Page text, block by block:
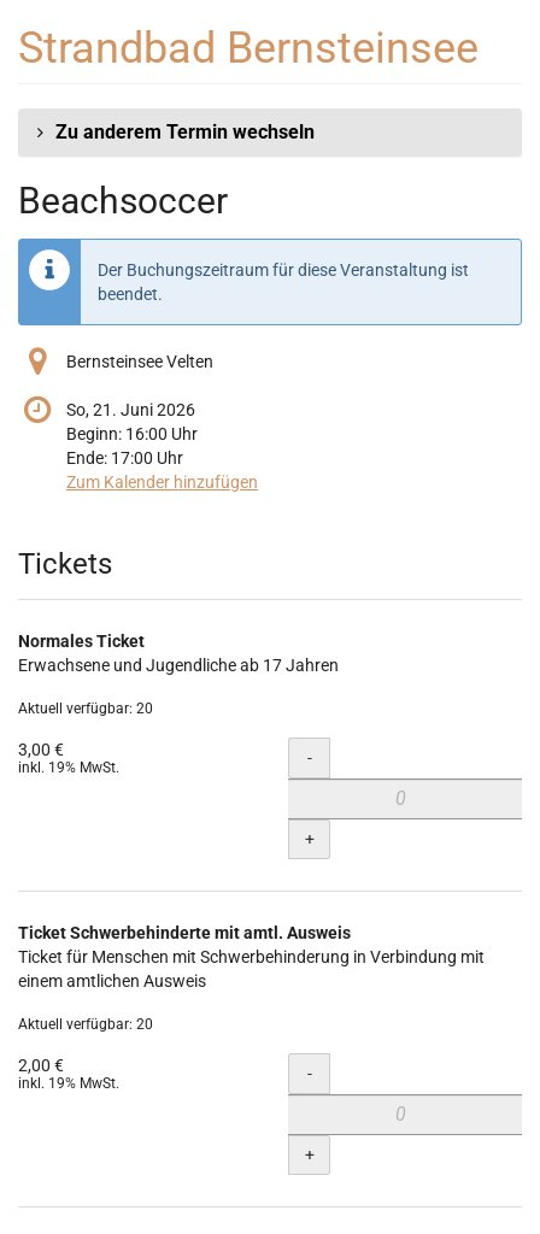
Haupt-
Strandbad Bernsteinsee
Zu anderem Termin wechseln
Beachsoccer
Der Buchungszeitraum für diese Veranstaltung ist
beendet.
Bernsteinsee Velten
So, 21. Juni 2026
Beginn: 16:00 Uhr
Ende: 17:00 Uhr
Zum Kalender hinzufügen
Produkte
Tickets
Normales Ticket
Erwachsene und Jugendliche ab 17 Jahren
Aktuell verfügbar: 20
3,00 €
inkl. 19% MwSt. Menge
-
+
Ticket Schwerbehinderte mit amtl. Ausweis
Ticket für Menschen mit Schwerbehinderung in Verbindung mit
einem amtlichen Ausweis
Aktuell verfügbar: 20
2,00 €
inkl. 19% MwSt. Menge
-
+